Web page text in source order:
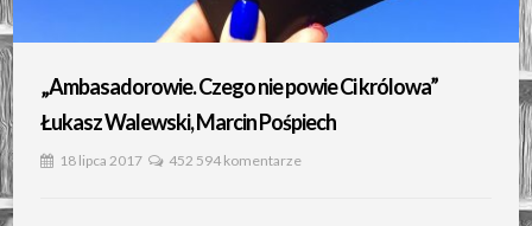
„Ambasadorowie. Czego nie powie Ci królowa”
Łukasz Walewski, Marcin Pośpiech
18 lipca 2017 452 594 komentarze